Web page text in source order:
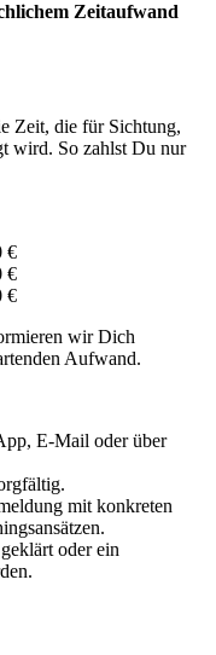
Zeitaufwand
Zeit, die für Sichtung,
wird. So zahlst Du nur
€
€
€
wir Dich
Aufwand.
E-Mail oder über
mit konkreten
oder ein